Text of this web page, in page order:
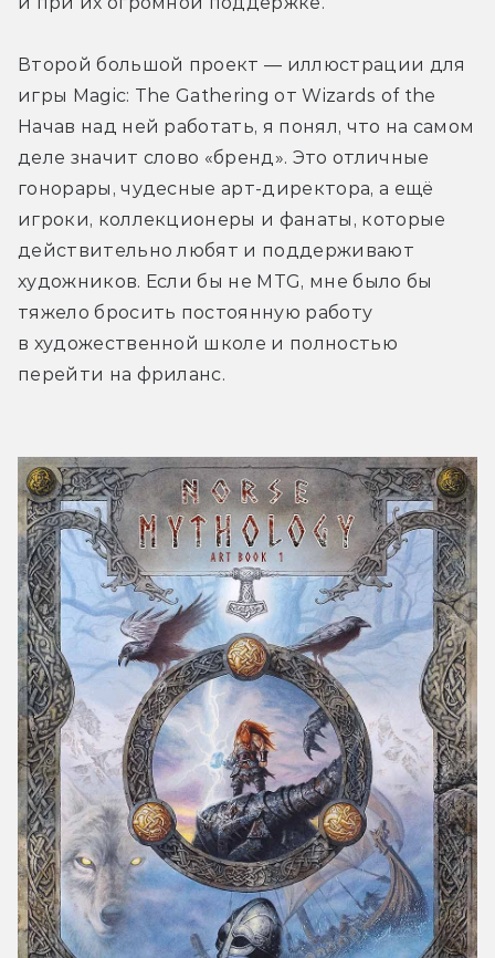
Второй большой проект — иллюстрации для
игры Magic: The Gathering от Wizards of the
Начав над ней работать, я понял, что на самом
деле значит слово «бренд». Это отличные
гонорары, чудесные арт-директора, а ещё
игроки, коллекционеры и фанаты, которые
действительно любят и поддерживают
художников. Если бы не MTG, мне было бы
тяжело бросить постоянную работу
в художественной школе и полностью
перейти на фриланс.